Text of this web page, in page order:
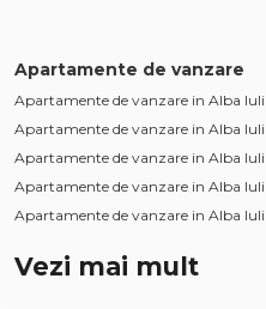
Apartamente de vanzare
Apartamente de vanzare in Alba
Apartamente de vanzare in Alba
Apartamente de vanzare in Alba
Apartamente de vanzare in Alba
Apartamente de vanzare in Alba
Apartamente de vanzare in Sebes
Vezi mai mult